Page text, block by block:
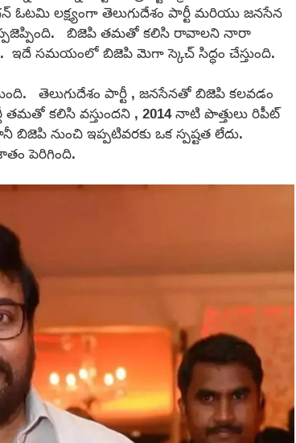
ఓటమి లక్ష్యంగా తెలుగుదేశం పార్టీ మరియు జనసేన
అప్పజెప్పింది. బిజెపి తమతో కలిసి రావాలని నారా
ఇదే సమయంలో బిజెపి మెగా స్కెచ్ సిద్ధం చేస్తుంది.
తెలుగుదేశం పార్టీ , జనసేనతో బిజెపి కలవడం
కలిసి వస్తుందని , 2014 నాటి పొత్తులు రిపీట్
నుంచి ఇప్పటివరకు ఒక స్పష్టత లేదు.
పెరిగింది.